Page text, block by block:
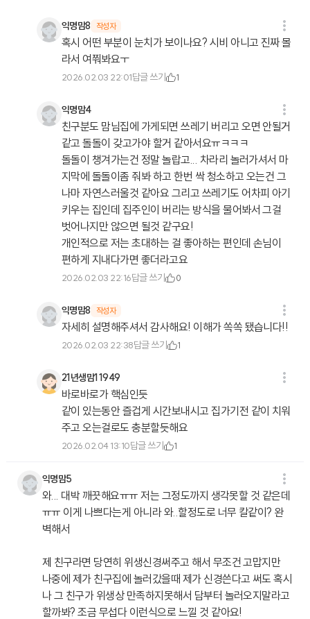
익명맘8 작성자
혹시 어떤 부분이 눈치가 보이나요? 시비 아니고 진짜 몰
라서 여쭤봐요ㅜ
2026.02.03 22:01답글 쓰기 1
익명맘4
친구분도 맘님집에 가게되면 쓰레기 버리고 오면 안될거
같고 돌돌이 갖고가야 할거 같아서요ㅠㅋㅋㅋ
돌돌이 챙겨가는건 정말 놀랍고... 차라리 놀러가셔서 마
지막에 돌돌이좀 줘봐 하고 한번 싹 청소하고 오는건 그
나마 자연스러울것 같아요 그리고 쓰레기도 어차피 아기
키우는 집인데 집주인이 버리는 방식을 물어봐서 그걸
벗어나지만 않으면 될것 같구요!
개인적으로 저는 초대하는 걸 좋아하는 편인데 손님이
편하게 지내다가면 좋더라고요
2026.02.03 22:16답글 쓰기 0
익명맘8 작성자
자세히 설명해주셔서 감사해요! 이해가 쏙쏙 됐습니다!!
2026.02.03 22:38답글 쓰기 1
21년생맘11949
바로바로가 핵심인듯
같이 있는동안 즐겁게 시간보내시고 집가기전 같이 치워
주고 오는걸로도 충분할듯해요
2026.02.04 13:10답글 쓰기 1
익명맘5
와... 대박 깨끗해요ㅠㅠ 저는 그정도까지 생각못할 것 같은데
ㅠㅠ 이게 나쁘다는게 아니라 와..할정도로 너무 칼같이? 완
벽해서
제 친구라면 당연히 위생신경써주고 해서 무조건 고맙지만
나중에 제가 친구집에 놀러갔을때 제가 신경쓴다고 써도 혹시
나 그 친구가 위생상 만족하지못해서 담부터 놀러오지말라고
할까봐? 조금 무섭다 이런식으로 느낄 것 같아요!